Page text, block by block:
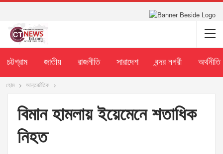
চট্টগ্রাম জাতীয় রাজনীতি সারাদেশ বন্দর নগরী অর্থনীতি
হোম আন্তর্জাতিক
বিমান হামলায় ইয়েমেনে শতাধিক
নিহত